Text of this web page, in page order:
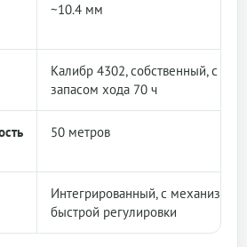
~10.4 мм
Калибр 4302, собственный, с
запасом хода 70 ч
50 метров
Интегрированный, с механизмом
быстрой регулировки